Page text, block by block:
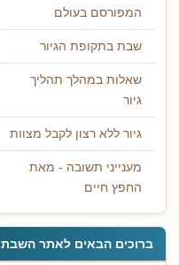
המפורסם בעולם
שבת בתקופת הגיור
שאלות במהלך תהליך
גיור
גיור ללא רצון לקבל מצוות
מענייני תשובה - מאת
החפץ חיים
ברוכים הבאים לאתר השבת